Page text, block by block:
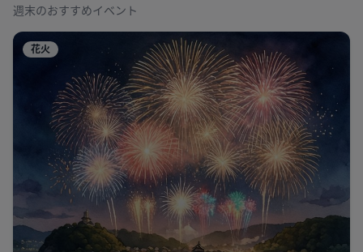
週末のおすすめイベント
花火